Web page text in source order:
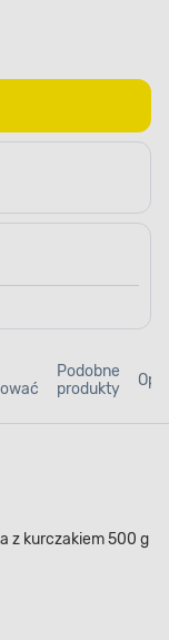
Podobne
produkty
z kurczakiem 500 g